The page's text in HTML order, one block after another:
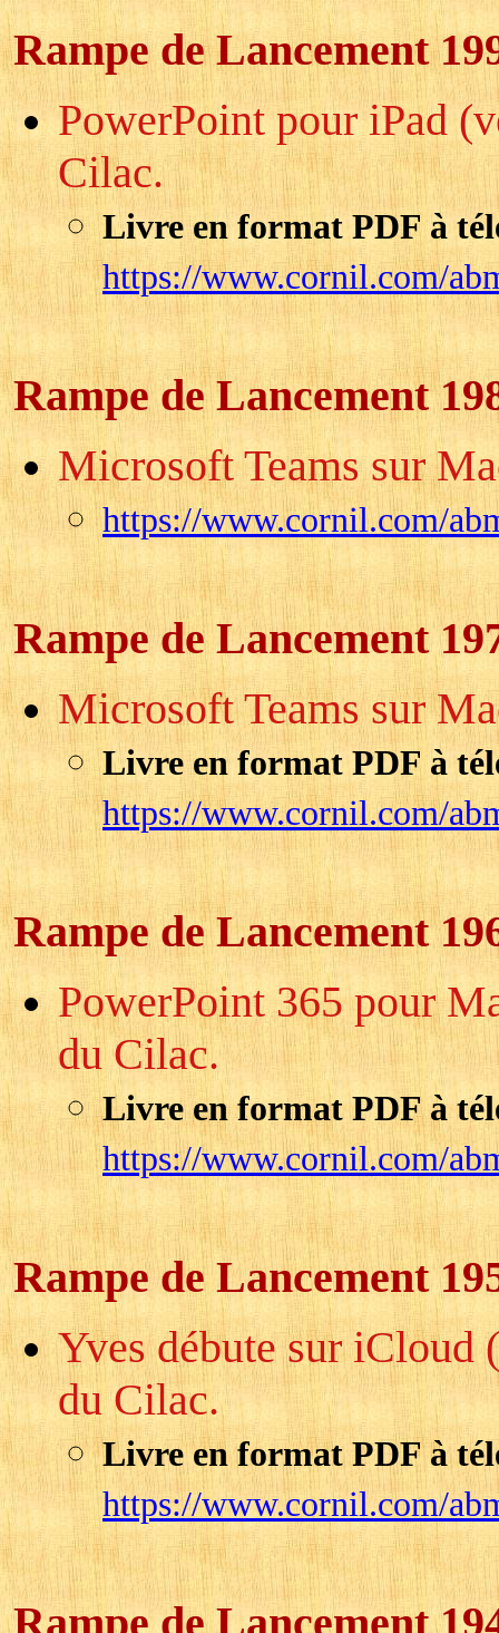
Rampe de Lancement
PowerPoint pour iPad
Cilac.
Livre en format PDF à
https://www.cornil.com/
Rampe de Lancement
Microsoft Teams sur
https://www.cornil.com/
Rampe de Lancement
Microsoft Teams sur
Livre en format PDF à
https://www.cornil.com/
Rampe de Lancement
PowerPoint 365 pour
du Cilac.
Livre en format PDF à
https://www.cornil.com/
Rampe de Lancement
Yves débute sur iCloud
du Cilac.
Livre en format PDF à
https://www.cornil.com/
Rampe de Lancement